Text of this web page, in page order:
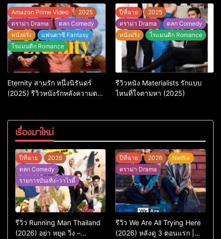
สุดบู๊
Amazon Prime Video
2025
ดราม่า Drama
ตลก Comedy
หนังฝรั่ง
แฟนตาซี Fantasy
โรแมนติก Romance
Eternity สามรัก หนึ่งนิรันดร์
(2025) รีวิวหนังรักหลังความตาย
ปีที่ฉาย
2025
ดราม่า Drama
ตลก Comedy
หนังฝรั่ง
โรแมนติก Romance
รีวิวหนัง Materialists รักแบบ
ไหนที่ใจตามหา (2025)
เรื่องมาใหม่
ปีที่ฉาย
2026
ตลก Comedy
รายการบันเทิง–วาไรตี้
รีวิว Running Man Thailand
(2026) อย่า หยุด วิ่ง –
ปีที่ฉาย 2026
Netflix
ดราม่า Drama
รีวิว We Are All Trying Here
(2026) หลังดู 3 ตอนแรก |